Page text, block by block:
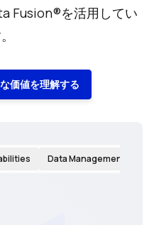
Fusion®を活用してい
価値を理解する
Data Management